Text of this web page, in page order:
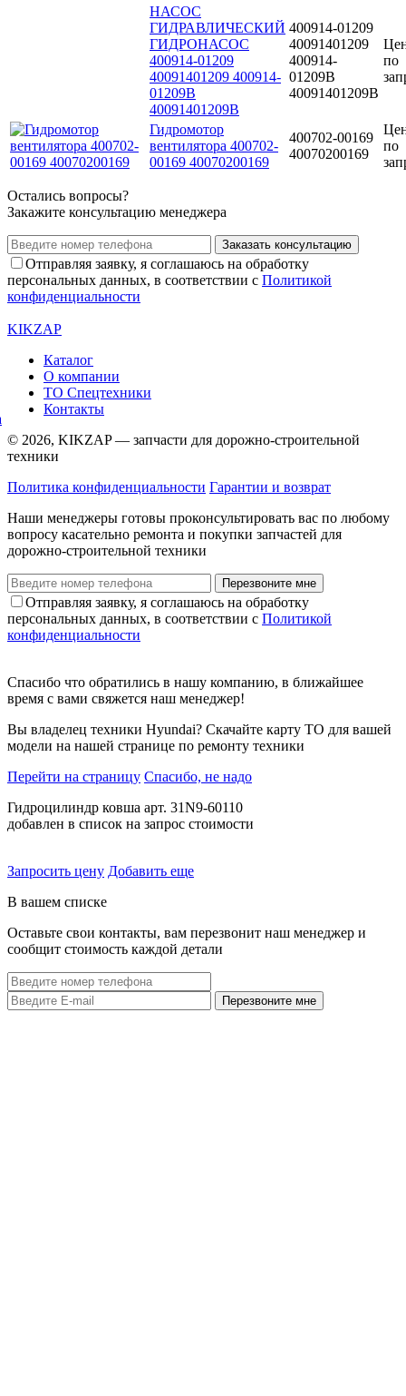
НАСОС
ГИДРАВЛИЧЕСКИЙ
ГИДРОНАСОС
400914-01209
40091401209 400914-
01209B
40091401209B
400914-01209
40091401209
400914-
01209B
40091401209B
по
Гидромотор
вентилятора 400702-
00169 40070200169
400702-00169
40070200169
по
Остались вопросы?
Закажите консультацию менеджера
Заказать консультацию
Отправляя заявку, я соглашаюсь на обработку
персональных данных, в соответствии с Политикой
конфиденциальности
KIKZAP
Каталог
О компании
ТО Спецтехники
Контакты
© 2026, KIKZAP — запчасти для дорожно-строительной
техники
Политика конфиденциальности Гарантии и возврат
Наши менеджеры готовы проконсультировать вас по любому
вопросу касательно ремонта и покупки запчастей для
дорожно-строительной техники
Перезвоните мне
Отправляя заявку, я соглашаюсь на обработку
персональных данных, в соответствии с Политикой
конфиденциальности
Спасибо что обратились в нашу компанию, в ближайшее
время с вами свяжется наш менеджер!
Вы владелец техники Hyundai? Скачайте карту ТО для вашей
модели на нашей странице по ремонту техники
Перейти на страницу Спасибо, не надо
Гидроцилиндр ковша арт. 31N9-60110
добавлен в список на запрос стоимости
Запросить цену Добавить еще
В вашем списке
Оставьте свои контакты, вам перезвонит наш менеджер и
сообщит стоимость каждой детали
Перезвоните мне